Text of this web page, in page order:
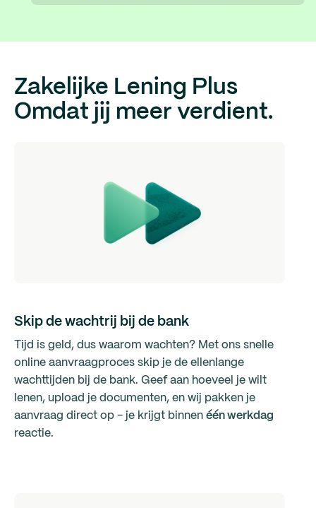
Zakelijke Lening Plus
Omdat jij meer verdient.
Skip de wachtrij bij de bank
Tijd is geld, dus waarom wachten? Met ons snelle
online aanvraagproces skip je de ellenlange
wachttijden bij de bank. Geef aan hoeveel je wilt
lenen, upload je documenten, en wij pakken je
aanvraag direct op - je krijgt binnen één werkdag
reactie.